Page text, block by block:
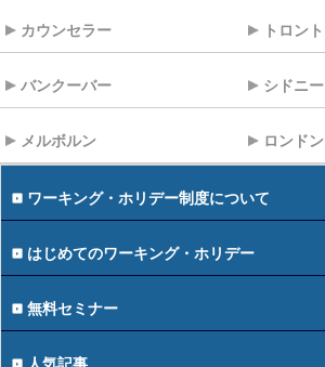
カウンセラー トロント
バンクーバー シドニー
メルボルン ロンドン
ワーキング・ホリデー制度について
はじめてのワーキング・ホリデー
無料セミナー
人気記事